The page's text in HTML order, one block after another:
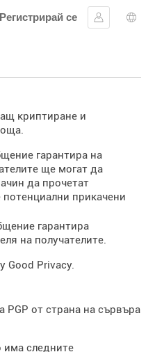
Регистрирай се
Впиши се
криптиране и
гарантира на
ще могат да
да прочетат
прикачени
гарантира
на получателите.
Good Privacy.
PGP от страна на сървъра
има следните